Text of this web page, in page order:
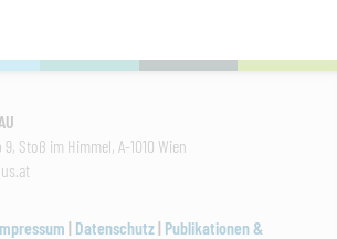
Stoß im Himmel, A-1010 Wien
| Datenschutz| Publikationen &